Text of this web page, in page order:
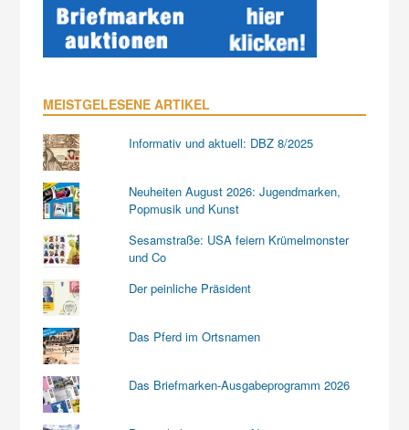
MEISTGELESENE ARTIKEL
Informativ und aktuell: DBZ 8/2025
Neuheiten August 2026: Jugendmarken,
Popmusik und Kunst
Sesamstraße: USA feiern Krümelmonster
und Co
Der peinliche Präsident
Das Pferd im Ortsnamen
Das Briefmarken-Ausgabeprogramm 2026